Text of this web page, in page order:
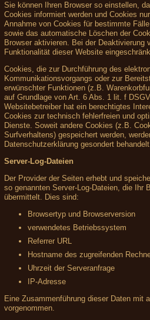
Sie können Ihren Browser so einstellen,
Cookies informiert werden und Cookies
Annahme von Cookies für bestimmte
sowie das automatische Löschen der
Browser aktivieren. Bei der Deaktivierung
Funktionalität dieser Website
Cookies, die zur Durchführung des
Kommunikationsvorgangs oder zur
erwünschter Funktionen (z.B.
auf Grundlage von Art. 6 Abs. 1 lit. f
Websitebetreiber hat ein berechtigtes
Cookies zur technisch fehlerfreien und
Dienste. Soweit andere Cookies (z.B.
Surfverhaltens) gespeichert werden,
Datenschutzerklärung gesondert
Server-Log-Dateien
Der Provider der Seiten erhebt und
so genannten Server-Log-Dateien, die Ihr
übermittelt. Dies sind:
Browsertyp und Browserversion
verwendetes Betriebssystem
Referrer URL
Hostname des zugreifenden
Uhrzeit der Serveranfrage
IP-Adresse
Eine Zusammenführung dieser Daten mit
vorgenommen.